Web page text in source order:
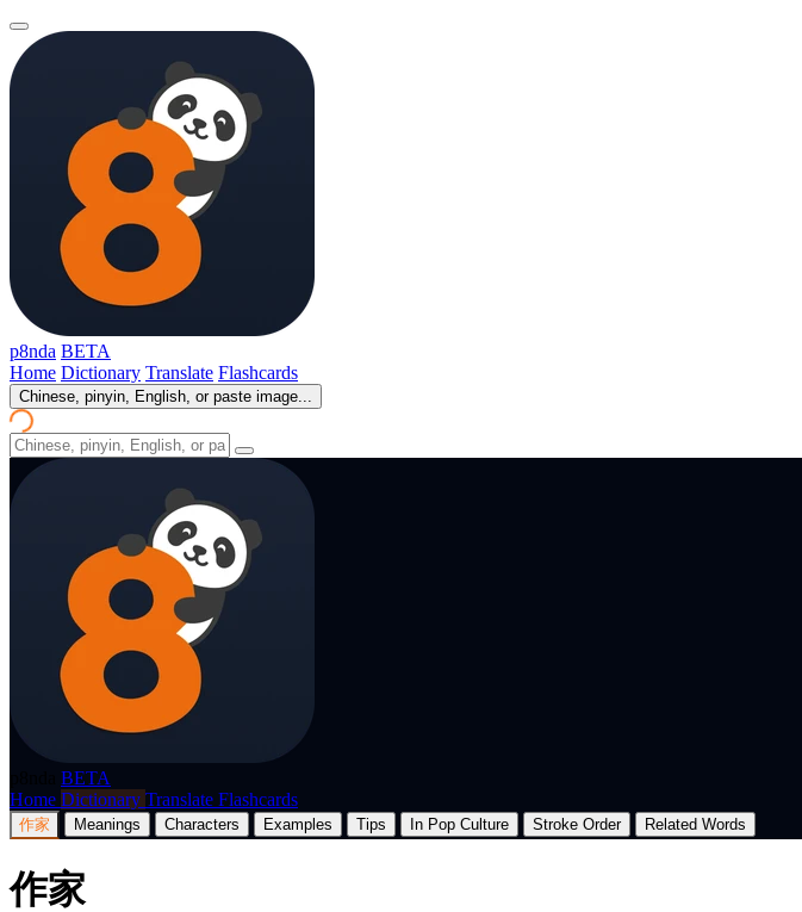
p8nda BETA
Home Dictionary Translate Flashcards
Chinese, pinyin, English, or paste image...
BETA
Home Dictionary Translate Flashcards
作家 Meanings Characters Examples Tips In Pop Culture Stroke Order Related Words
作家